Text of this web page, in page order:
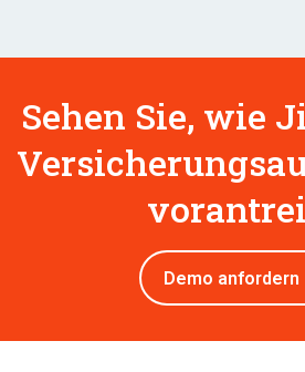
Sehen Sie, wie
Demo anfordern